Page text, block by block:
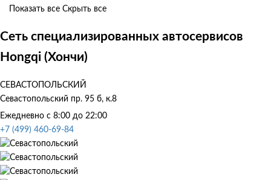
Показать все Скрыть все
Сеть специализированных автосервисов
Hongqi (Хончи)
СЕВАСТОПОЛЬСКИЙ
Севастопольский пр. 95 б, к.8
Ежедневно с 8:00 до 22:00
+7 (499) 460-69-84